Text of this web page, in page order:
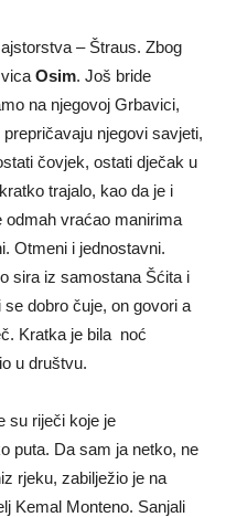
– Štraus. Zbog
Osim. Još bride
na njegovoj Grbavici,
njegovi savjeti,
čovjek, ostati dječak u
trajalo, kao da je i
odmah vraćao manirima
Otmeni i jednostavni.
sira iz samostana Šćita i
dobro čuje, on govori a
Kratka je bila noć
u društvu.
su riječi koje je
puta. Da sam ja netko, ne
rjeku, zabilježio je na
Kemal Monteno. Sanjali